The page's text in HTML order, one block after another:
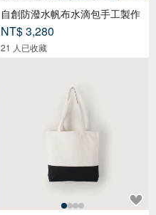
自創防潑水帆布水滴包手工製作
NT$ 3,280
21 人已收藏